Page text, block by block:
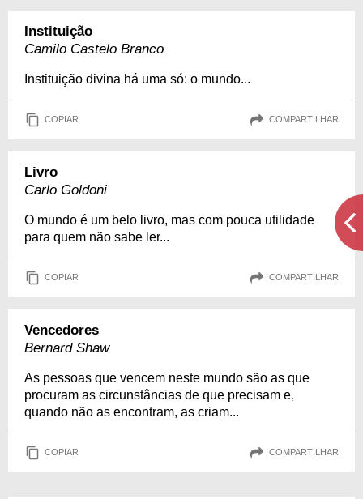
Instituição
Camilo Castelo Branco
Instituição divina há uma só: o mundo...
COPIAR COMPARTILHAR
Livro
Carlo Goldoni
O mundo é um belo livro, mas com pouca utilidade
para quem não sabe ler...
COPIAR COMPARTILHAR
Vencedores
Bernard Shaw
As pessoas que vencem neste mundo são as que
procuram as circunstâncias de que precisam e,
quando não as encontram, as criam...
COPIAR COMPARTILHAR